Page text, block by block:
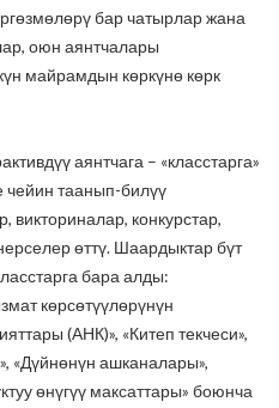
бар чатырлар жана
оюн аянтчалары
майрамдын көркүнө көрк
аянтчага – «класстарга»
чейин таанып-билүү
викториналар, конкурстар,
өттү. Шаардыктар бүт
бара алды:
көрсөтүүлөрүнүн
(АНК)», «Китеп текчеси»,
«Дүйнөнүн ашканалары»,
өнүгүү максаттары» боюнча